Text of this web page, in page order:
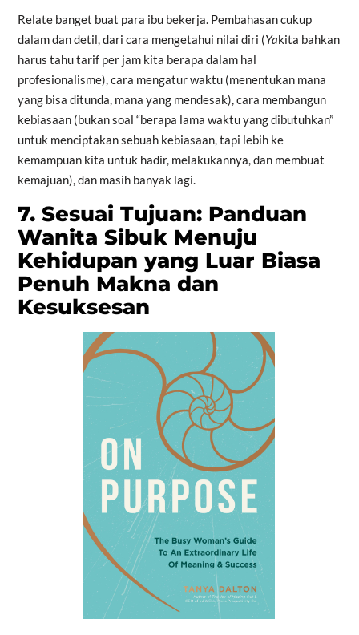
Relate banget buat para ibu bekerja. Pembahasan cukup
dalam dan detil, dari cara mengetahui nilai diri (Yakita bahkan
harus tahu tarif per jam kita berapa dalam hal
profesionalisme), cara mengatur waktu (menentukan mana
yang bisa ditunda, mana yang mendesak), cara membangun
kebiasaan (bukan soal “berapa lama waktu yang dibutuhkan”
untuk menciptakan sebuah kebiasaan, tapi lebih ke
kemampuan kita untuk hadir, melakukannya, dan membuat
kemajuan), dan masih banyak lagi.
7. Sesuai Tujuan: Panduan
Wanita Sibuk Menuju
Kehidupan yang Luar Biasa
Penuh Makna dan
Kesuksesan